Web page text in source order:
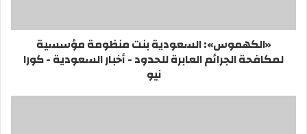
«الكهموس»: السعودية بنت منظومة مؤسسية
لمكافحة الجرائم العابرة للحدود - أخبار السعودية - كورا
نيو